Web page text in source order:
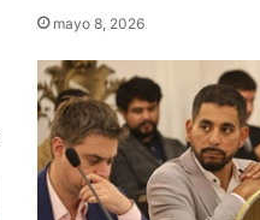
mayo 8, 2026